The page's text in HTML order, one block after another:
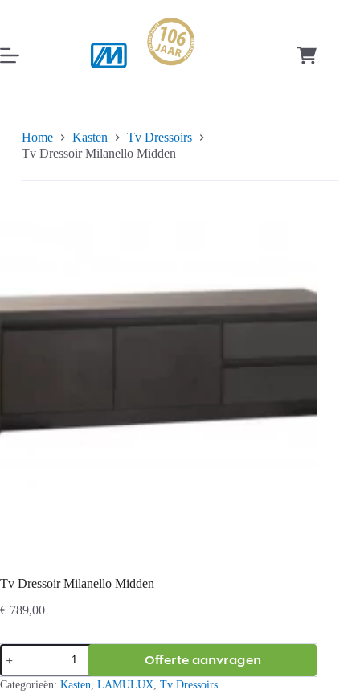
inhoud
Home Kasten
Tv Dressoirs
Tv Dressoir Milanello Midden
Tv Dressoir Milanello Midden
€ 789,00
Tv
Dressoir
Milanello
Midden
Offerte aanvragen
Categorieën: Kasten LAMULUX Tv Dressoirs